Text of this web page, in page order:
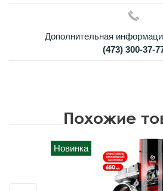
Дополнительная
(473) 300-37-
Похожие
Новинка